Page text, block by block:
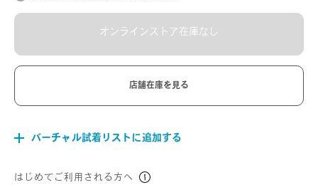
オンラインストア在庫なし
店舗在庫を見る
バーチャル試着リストに追加する
はじめてご利用される方へ